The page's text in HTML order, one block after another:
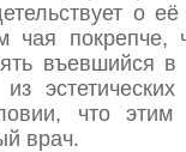
о
чая покрепче,
въевшийся в
что этим
врач.